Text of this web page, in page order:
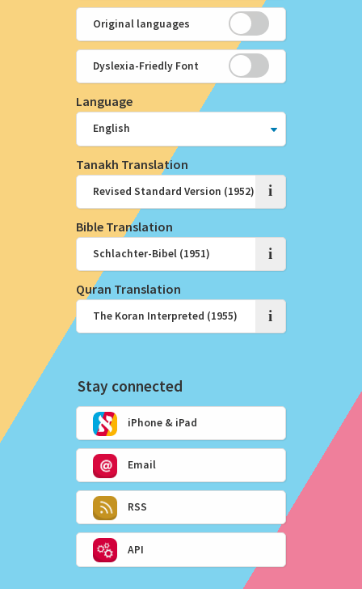
Original languages
Dyslexia-Friedly Font
Language
Tanakh Translation
i
Bible Translation
i
Quran Translation
i
Stay connected
iPhone & iPad
Email
RSS
API